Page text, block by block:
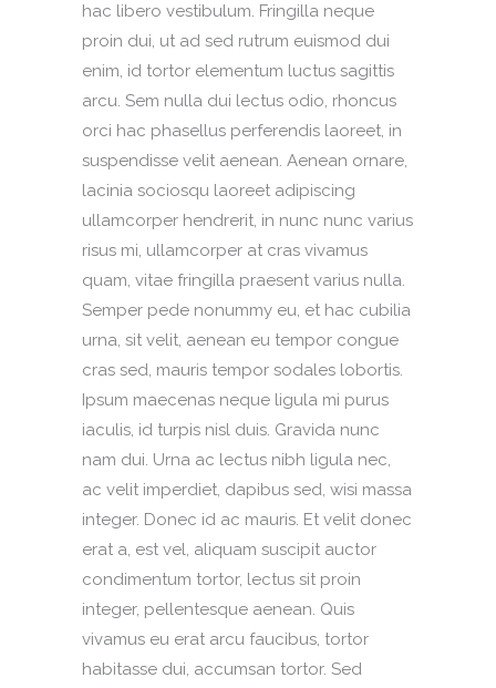
hac libero vestibulum. Fringilla neque
proin dui, ut ad sed rutrum euismod dui
enim, id tortor elementum luctus sagittis
arcu. Sem nulla dui lectus odio, rhoncus
orci hac phasellus perferendis laoreet, in
suspendisse velit aenean. Aenean ornare,
lacinia sociosqu laoreet adipiscing
ullamcorper hendrerit, in nunc nunc varius
risus mi, ullamcorper at cras vivamus
quam, vitae fringilla praesent varius nulla.
Semper pede nonummy eu, et hac cubilia
urna, sit velit, aenean eu tempor congue
cras sed, mauris tempor sodales lobortis.
Ipsum maecenas neque ligula mi purus
iaculis, id turpis nisl duis. Gravida nunc
nam dui. Urna ac lectus nibh ligula nec,
ac velit imperdiet, dapibus sed, wisi massa
integer. Donec id ac mauris. Et velit donec
erat a, est vel, aliquam suscipit auctor
condimentum tortor, lectus sit proin
integer, pellentesque aenean. Quis
vivamus eu erat arcu faucibus, tortor
habitasse dui, accumsan tortor. Sed